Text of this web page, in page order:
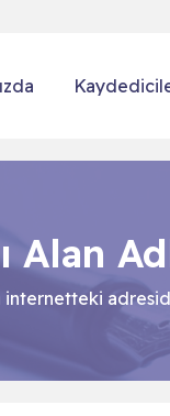
Alan
internetteki